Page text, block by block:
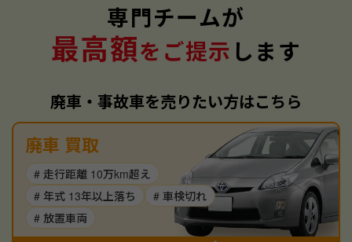
専門チームが
最高額をご提示 します
廃車・事故車を売りたい方はこちら
廃車 買取
# 走行距離 10万km超え
# 年式 13年以上落ち
# 車検切れ
# 放置車両